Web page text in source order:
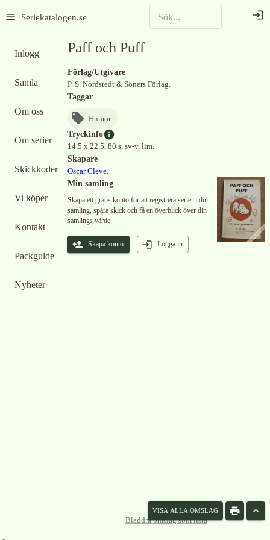
Seriekatalogen.se
Inlogg
Samla
Om oss
Om serier
Skickkoder
Vi köper
Kontakt
Packguide
Nyheter
Paff och Puff
Förlag/Utgivare
P. S. Nordstedt & Söners Förlag.
Taggar
Humor
Tryckinfo
14.5 x 22.5, 80 s, sv-v, lim.
Skapare
Oscar Cleve.
Min samling
Skapa ett gratis konto för att registrera serier i din
samling, spåra skick och få en överblick över din
samlings värde.
Skapa konto Logga in
VISA ALLA OMSLAG
Bläddra omslag som lista